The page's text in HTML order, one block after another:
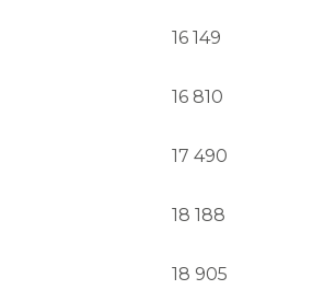
16 149
16 810
17 490
18 188
18 905